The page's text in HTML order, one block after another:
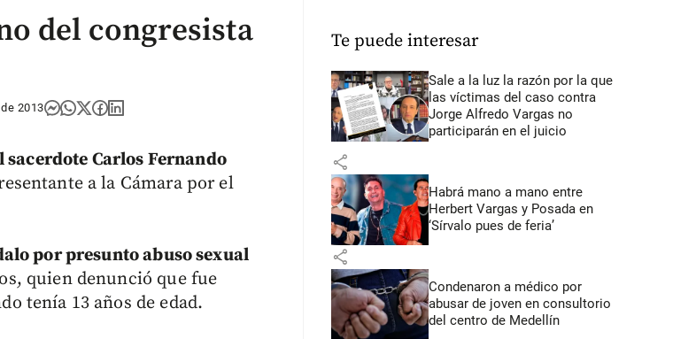
del congresista
2013
Carlos Fernando
a la Cámara por el
por presunto abuso sexual
quien denunció que fue
tenía 13 años de edad.
Te puede interesar
Sale a la luz la razón por la que
las víctimas del caso contra
Jorge Alfredo Vargas no
participarán en el juicio
share
Habrá mano a mano entre
Herbert Vargas y Posada en
‘Sírvalo pues de feria’
share
Condenaron a médico por
abusar de joven en consultorio
del centro de Medellín